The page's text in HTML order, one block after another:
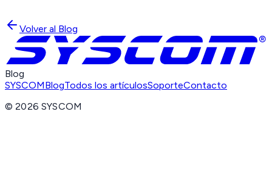
Volver al Blog
Blog
SYSCOMBlogTodos los artículosSoporteContacto
©2026 SYSCOM